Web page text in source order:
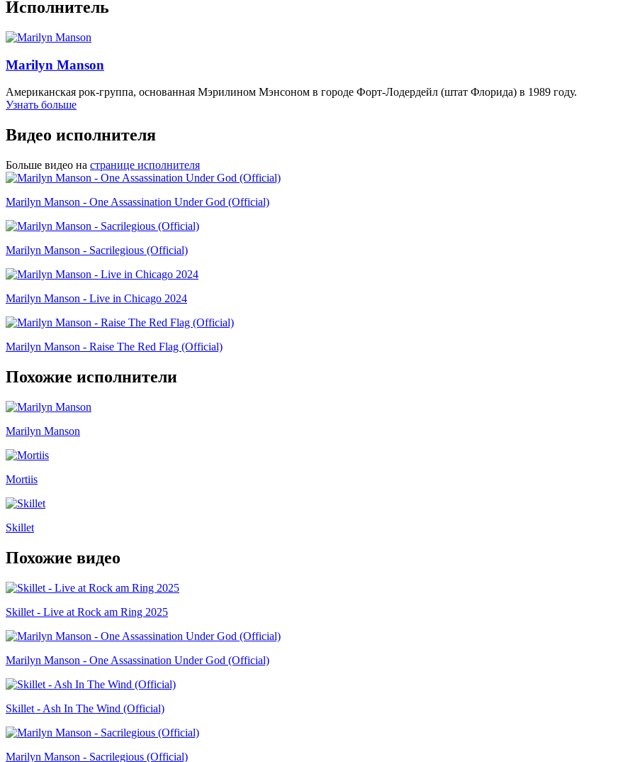
Исполнитель
Marilyn Manson
Американская рок-группа, основанная Мэрилином Мэнсоном в городе Форт-Лодердейл (штат Флорида) в 1989 году.
Узнать больше
Видео исполнителя
Больше видео на странице исполнителя
Marilyn Manson - One Assassination Under God (Official)
Marilyn Manson - Sacrilegious (Official)
Marilyn Manson - Live in Chicago 2024
Marilyn Manson - Raise The Red Flag (Official)
Похожие исполнители
Marilyn Manson
Mortiis
Skillet
Похожие видео
Skillet - Live at Rock am Ring 2025
Marilyn Manson - One Assassination Under God (Official)
Skillet - Ash In The Wind (Official)
Marilyn Manson - Sacrilegious (Official)